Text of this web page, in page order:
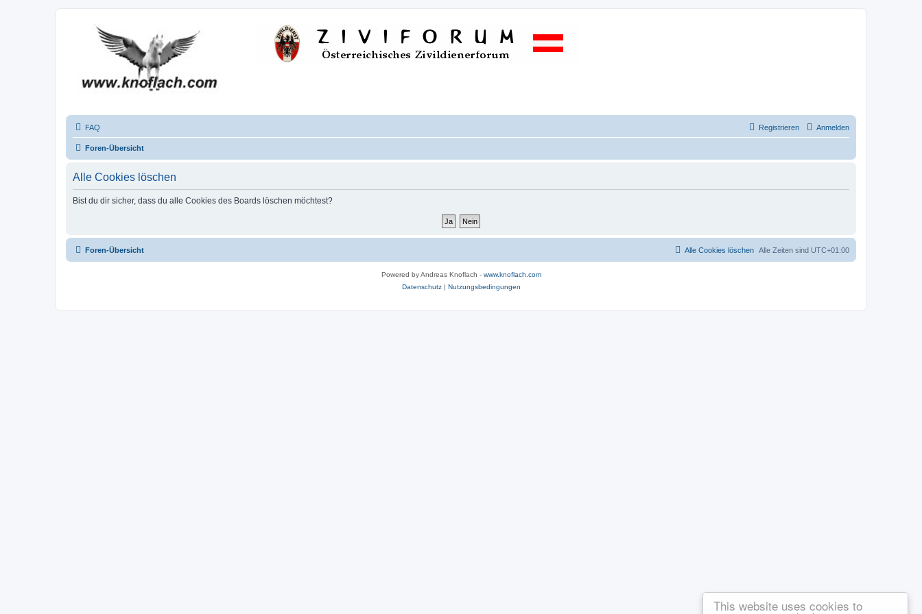
This website uses cookies to
FAQ Anmelden
Registrieren
Foren-Übersicht
Alle Cookies löschen
Bist du dir sicher, dass du alle Cookies des Boards löschen möchtest?
Foren-Übersicht Alle Zeiten sind UTC+01:00
Alle Cookies löschen
Powered by Andreas Knoflach - www.knoflach.com
Datenschutz| Nutzungsbedingungen